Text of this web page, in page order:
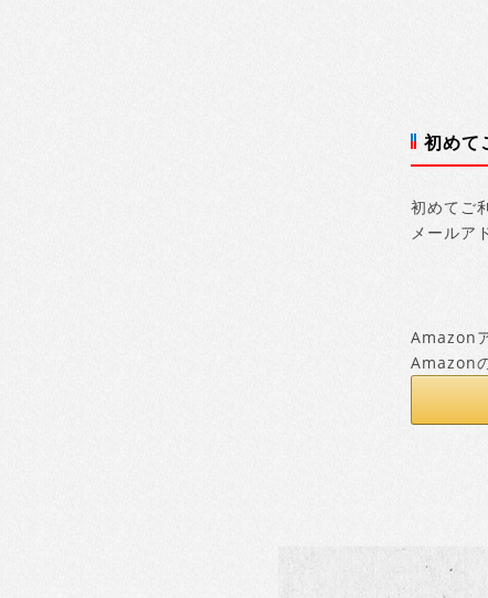
初めて
初めてご
メールア
Amazon
Amazon